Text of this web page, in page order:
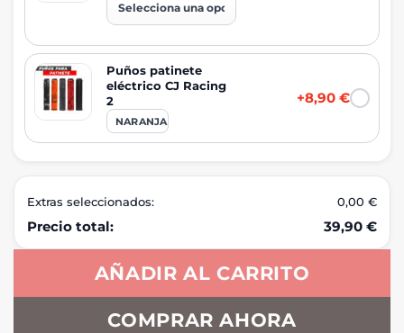
Puños patinete
eléctrico CJ Racing
2
NARANJA
+8,90 €
Extras seleccionados: 0,00 €
Precio total: 39,90 €
AÑADIR AL CARRITO
COMPRAR AHORA